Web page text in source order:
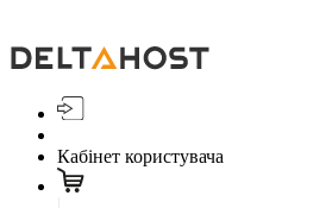
Кабінет користувача